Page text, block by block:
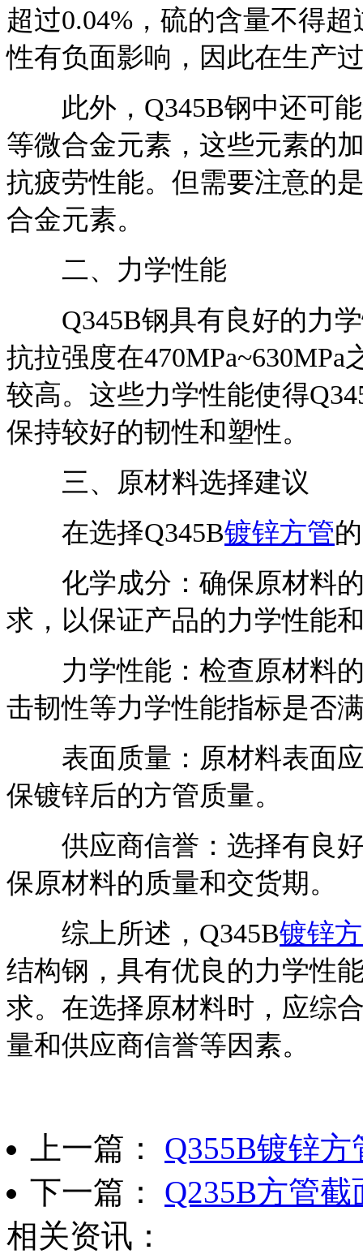
超过0.04%，硫的含量不得
性有负面影响，因此在生产
此外，Q345B钢中还可能
等微合金元素，这些元素的
抗疲劳性能。但需要注意的
合金元素。
二、力学性能
Q345B钢具有良好的力学
抗拉强度在
较高。这些力学性能使得
保持较好的韧性和塑性。
三、原材料选择建议
在选择Q345B镀锌方管
化学成分：确保原材料的
求，以保证产品的力学性能
力学性能：检查原材料的
击韧性等力学性能指标是否
表面质量：原材料表面应
保镀锌后的方管质量。
供应商信誉：选择有良好
保原材料的质量和交货期。
综上所述，Q345B镀锌
结构钢，具有优良的力学性
求。在选择原材料时，应综
量和供应商信誉等因素。
上一篇： Q355B镀锌
下一篇： Q235B方管截
相关资讯：